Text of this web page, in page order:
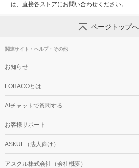
は、直接各ストアにお問い合わせください。
ページトップへ
関連サイト・ヘルプ・その他
お知らせ
LOHACOとは
AIチャットで質問する
お客様サポート
ASKUL（法人向け）
アスクル株式会社（会社概要）